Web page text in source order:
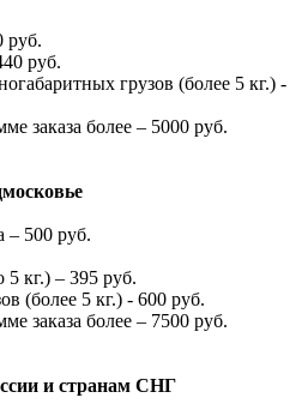
руб.
руб.
грузов (более 5 кг.) -
заказа более – 5000 руб.
– 500 руб.
5 кг.) – 395 руб.
(более 5 кг.) - 600 руб.
заказа более – 7500 руб.
и странам СНГ